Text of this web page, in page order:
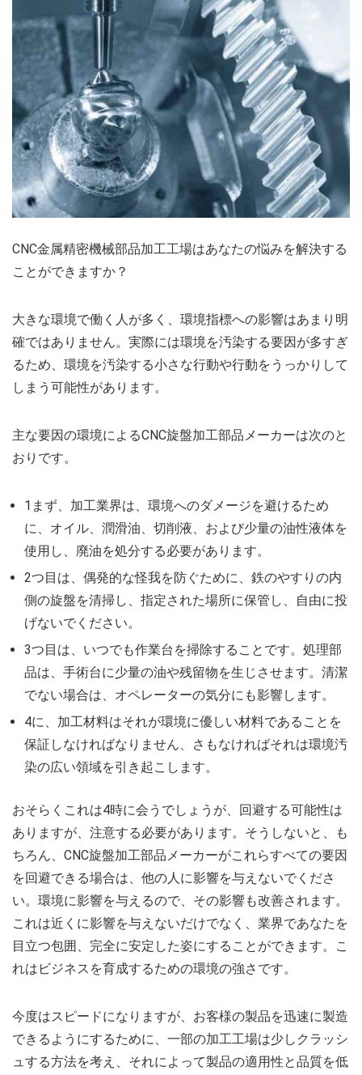
CNC金属精密機械部品加工工場はあなたの悩みを解決する
ことができますか？
大きな環境で働く人が多く、環境指標への影響はあまり明
確ではありません。実際には環境を汚染する要因が多すぎ
るため、環境を汚染する小さな行動や行動をうっかりして
しまう可能性があります。
主な要因の環境によるCNC旋盤加工部品メーカーは次のと
おりです。
1まず、加工業界は、環境へのダメージを避けるため
に、オイル、潤滑油、切削液、および少量の油性液体を
使用し、廃油を処分する必要があります。
2つ目は、偶発的な怪我を防ぐために、鉄のやすりの内
側の旋盤を清掃し、指定された場所に保管し、自由に投
げないでください。
3つ目は、いつでも作業台を掃除することです。処理部
品は、手術台に少量の油や残留物を生じさせます。清潔
でない場合は、オペレーターの気分にも影響します。
4に、加工材料はそれが環境に優しい材料であることを
保証しなければなりません、さもなければそれは環境汚
染の広い領域を引き起こします。
おそらくこれは4時に会うでしょうが、回避する可能性は
ありますが、注意する必要があります。そうしないと、も
ちろん、CNC旋盤加工部品メーカーがこれらすべての要因
を回避できる場合は、他の人に影響を与えないでくださ
い。環境に影響を与えるので、その影響も改善されます。
これは近くに影響を与えないだけでなく、業界であなたを
目立つ包囲、完全に安定した姿にすることができます。こ
れはビジネスを育成するための環境の強さです。
今度はスピードになりますが、お客様の製品を迅速に製造
できるようにするために、一部の加工工場は少しクラッシ
ュする方法を考え、それによって製品の適用性と品質を低